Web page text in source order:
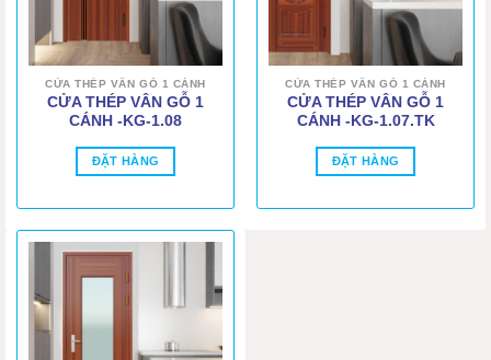
CỬA THÉP VÂN GỖ 1 CÁNH
CỬA THÉP VÂN GỖ 1
CÁNH -KG-1.08
ĐẶT HÀNG
CỬA THÉP VÂN GỖ 1 CÁNH
CỬA THÉP VÂN GỖ 1
CÁNH -KG-1.07.TK
ĐẶT HÀNG